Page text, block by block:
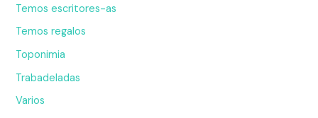
Temos escritores-as
Temos regalos
Toponimia
Trabadeladas
Varios